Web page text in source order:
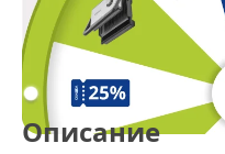
Описание